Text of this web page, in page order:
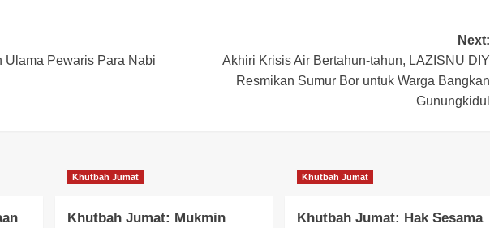
Ulama Pewaris Para Nabi
Next:
Akhiri Krisis Air Bertahun-tahun, LAZISNU DIY
Resmikan Sumur Bor untuk Warga Bangkan
Gunungkidul
Khutbah Jumat
Khutbah Jumat: Mukmin
Khutbah Jumat
Khutbah Jumat: Hak Sesama